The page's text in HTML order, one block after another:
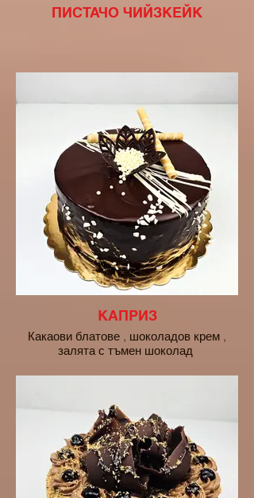
ПИСТАЧО ЧИЙЗКЕЙК
КАПРИЗ
Какаови блатове , шоколадов крем ,
залята с тъмен шоколад
16 ПОРЦИИ - 28euro